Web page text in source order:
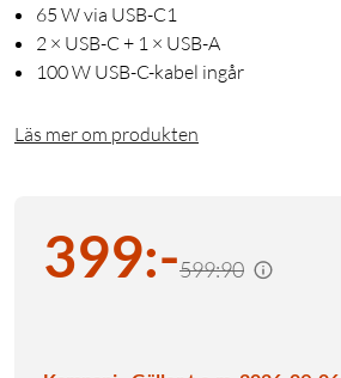
65 W via USB-C1
2 × USB-C + 1 × USB-A
100 W USB-C-kabel ingår
Läs mer om produkten
399:-599:90